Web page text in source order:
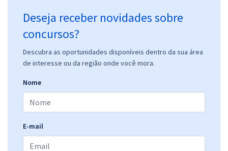
Deseja receber novidades sobre
concursos?
Descubra as oportunidades disponíveis dentro da sua área
de interesse ou da região onde você mora.
Nome
E-mail